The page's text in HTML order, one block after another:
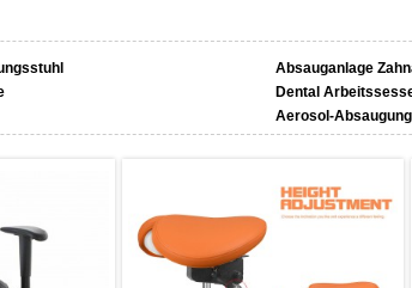
Absauganlage
Dental
Aerosol-